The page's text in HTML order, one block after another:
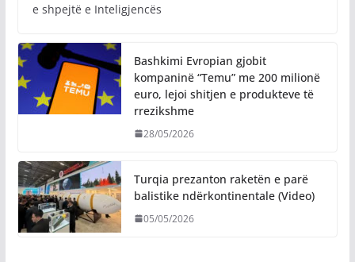
e shpejtë e Inteligjencës
Bashkimi Evropian gjobit
kompaninë “Temu” me 200 milionë
euro, lejoi shitjen e produkteve të
rrezikshme
28/05/2026
Turqia prezanton raketën e parë
balistike ndërkontinentale (Video)
05/05/2026